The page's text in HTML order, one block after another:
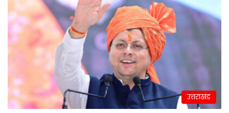
उत्तराखंड